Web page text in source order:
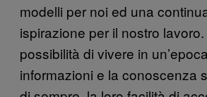
modelli per noi ed una
ispirazione per il nostro
possibilità di vivere in
informazioni e la conoscenza